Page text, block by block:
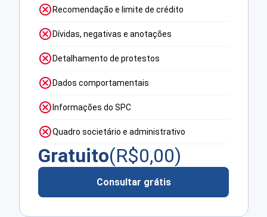
Recomendação e limite de crédito
Dívidas, negativas e anotações
Detalhamento de protestos
Dados comportamentais
Informações do SPC
Quadro societário e administrativo
Gratuito(R$0,00)
Consultar grátis